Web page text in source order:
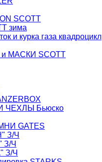
SCOTT
зима
и курка газа квадроцикл
МАСКИ SCOTT
ЧЕХЛЫ Бьюско
GATES
З/Ч
З/Ч
З/Ч